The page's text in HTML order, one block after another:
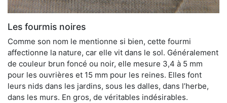
Les fourmis noires
Comme son nom le mentionne si bien, cette fourmi
affectionne la nature, car elle vit dans le sol. Généralement
de couleur brun foncé ou noir, elle mesure 3,4 à 5 mm
pour les ouvrières et 15 mm pour les reines. Elles font
leurs nids dans les jardins, sous les dalles, dans l’herbe,
dans les murs. En gros, de véritables indésirables.